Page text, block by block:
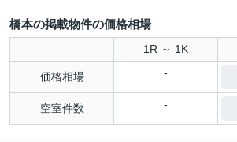
橋本の掲載物件の価格相場
1R ～ 1K
価格相場 -
空室件数 -